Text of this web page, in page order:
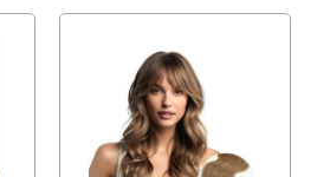
Cuidados
Salones